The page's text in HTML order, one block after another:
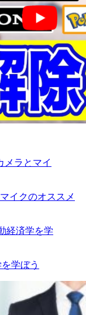
イクのオススメ
学ぼう